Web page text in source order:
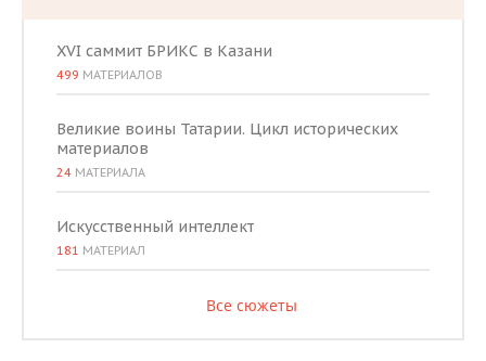
XVI саммит БРИКС в Казани
499 МАТЕРИАЛОВ
Великие воины Татарии. Цикл исторических
материалов
24 МАТЕРИАЛА
Искусственный интеллект
181 МАТЕРИАЛ
Все сюжеты